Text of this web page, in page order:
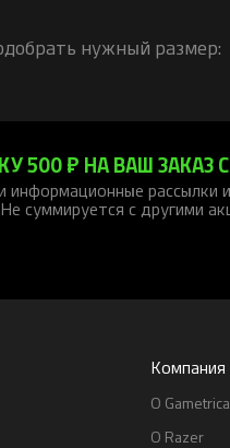
нужный размер:
500 ₽ НА ВАШ ЗАКАЗ
информационные рассылки
суммируется с другими
Компания
О
О Razer